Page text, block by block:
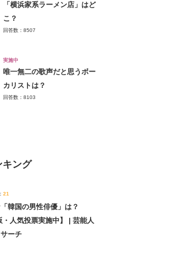
「横浜家系ラーメン店」はど
こ？
回答数：8507
実施中
唯一無二の歌声だと思うボー
カリストは？
回答数：8103
キング
21
韓国の男性俳優」は？
・人気投票実施中】 | 芸能人
ーチ